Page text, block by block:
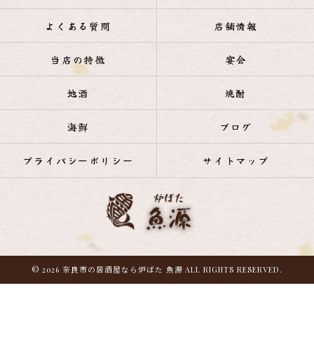
よくある質問 店舗情報
当店の特徴 宴会
地酒 焼酎
海鮮 ブログ
プライバシーポリシー サイトマップ
© 2026 奈良市の居酒屋なら炉ばた 魚源 ALL RIGHTS RESERVED.